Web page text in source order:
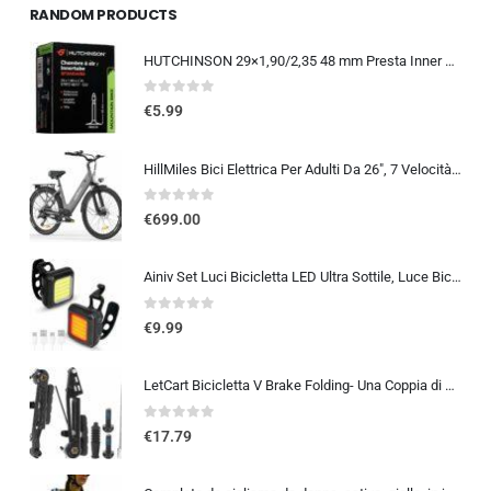
RANDOM PRODUCTS
HUTCHINSON 29×1,90/2,35 48 mm Presta Inner Tube 2014
0out of 5
€5.99
HillMiles Bici Elettrica Per Adulti Da 26″, 7 Velocità Bicicletta Elettrica da 36V 13Ah Batteria Rimovibile, 25km/h & Auto…
0out of 5
€699.00
Ainiv Set Luci Bicicletta LED Ultra Sottile, Luce Bici Anteriore e Posteriore, USB Ricaricabile Luci Bicicletta, Illuminazion
0out of 5
€9.99
LetCart Bicicletta V Brake Folding- Una Coppia di Parti in Lega di Alluminio ad Alta Resistenza Pieghevole Nero Braccio Lungo
0out of 5
€17.79